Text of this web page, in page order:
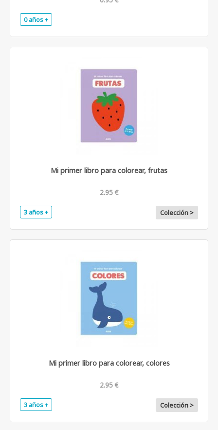
0 años +
Mi primer libro para colorear, frutas
2.95 €
3 años + Colección >
Mi primer libro para colorear, colores
2.95 €
3 años + Colección >